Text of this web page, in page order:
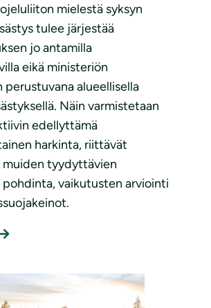
mielestä syksyn
tulee järjestää
jo antamilla
eikä ministeriön
perustuvana alueellisella
Näin varmistetaan
edellyttämä
harkinta, riittävät
tyydyttävien
pohdinta, vaikutusten arviointi